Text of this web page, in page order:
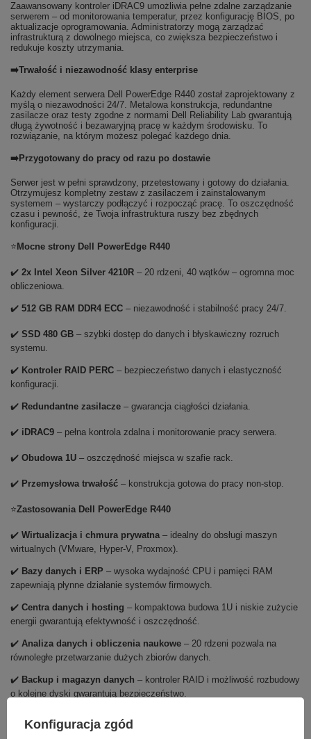
Zaawansowany kontroler iDRAC9 umożliwia pełne zdalne zarządzanie
serwerem – od monitorowania temperatur, przez konfigurację BIOS, po
aktualizacje oprogramowania. Administratorzy mogą zarządzać
infrastrukturą z dowolnego miejsca, co zwiększa bezpieczeństwo i
redukuje koszty utrzymania.
➡️Trwałość i niezawodność klasy enterprise
Każdy element serwera Dell PowerEdge R440 został zaprojektowany z
myślą o niezawodności 24/7. Metalowa konstrukcja, redundantne
zasilacze oraz testy zgodne z normami Dell Reliability Lab gwarantują
długą żywotność i bezawaryjną pracę w każdym środowisku. To
rozwiązanie, na którym możesz polegać każdego dnia.
➡️Przygotowany do pracy od razu po dostawie
Serwer jest w pełni sprawdzony, przetestowany i gotowy do działania.
Otrzymujesz kompletny zestaw z zasilaczem i zainstalowanym
systemem – wystarczy podłączyć i rozpocząć pracę. To oszczędność
czasu i pewność, że Twoja infrastruktura ruszy bez zbędnych
konfiguracji.
⭐ Mocne strony Dell PowerEdge R440
✔️ 2x Intel Xeon Silver 4210R – 20 rdzeni, 40 wątków – ogromna moc
obliczeniowa.
✔️ 512 GB RAM DDR4 ECC – niezawodność i stabilność pracy 24/7.
✔️ SSD 480 GB – szybki dostęp do danych i błyskawiczny rozruch
systemu.
✔️ Kontroler RAID PERC – bezpieczeństwo danych i elastyczność
konfiguracji.
✔️ Redundantne zasilacze – gwarancja ciągłości działania.
✔️ iDRAC9 – pełna kontrola zdalna i monitorowanie pracy serwera.
✔️ Obudowa 1U – oszczędność miejsca w szafie rack.
✔️ Przemysłowa trwałość – konstrukcja gotowa do pracy non-stop.
⭐Zastosowania Dell PowerEdge R440
✔️ Wirtualizacja i chmura prywatna– idealny do obsługi maszyn
wirtualnych (VMware, Hyper-V, Proxmox).
✔️ Bazy danych i ERP – wysoka wydajność CPU i pamięci RAM
zapewniają płynne działanie systemów firmowych.
✔️ Centra danych i hosting – kompaktowa budowa 1U i niskie zużycie
energii gwarantują efektywność i oszczędność.
✔️ Analiza danych i obliczenia naukowe – 20 rdzeni pozwala na
równoległe przetwarzanie dużych zbiorów danych.
✔️ Backup i magazyn danych – kontroler RAID i możliwość rozbudowy
o kolejne dyski gwarantują bezpieczeństwo.
zespołów IT i programistów.
Konfiguracja zgód